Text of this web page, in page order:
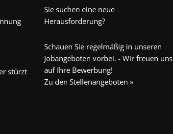
stürzt
Sie suchen eine neue
Herausforderung?
Schauen Sie regelmäßig in unseren
Jobangeboten vorbei. - Wir freuen uns
auf Ihre Bewerbung!
Zu den Stellenangeboten »